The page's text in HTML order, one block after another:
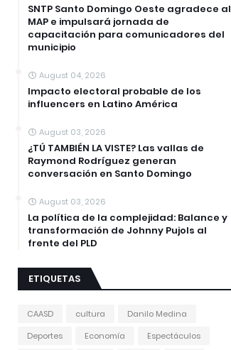
SNTP Santo Domingo Oeste agradece al
MAP e impulsará jornada de
capacitación para comunicadores del
municipio
August 04, 2026
Impacto electoral probable de los
influencers en Latino América
August 03, 2026
¿TÚ TAMBIÉN LA VISTE? Las vallas de
Raymond Rodríguez generan
conversación en Santo Domingo
August 03, 2026
La política de la complejidad: Balance y
transformación de Johnny Pujols al
frente del PLD
ETIQUETAS
CAASD cultura
Danilo Medina
Deportes
Economía
Espectáculos